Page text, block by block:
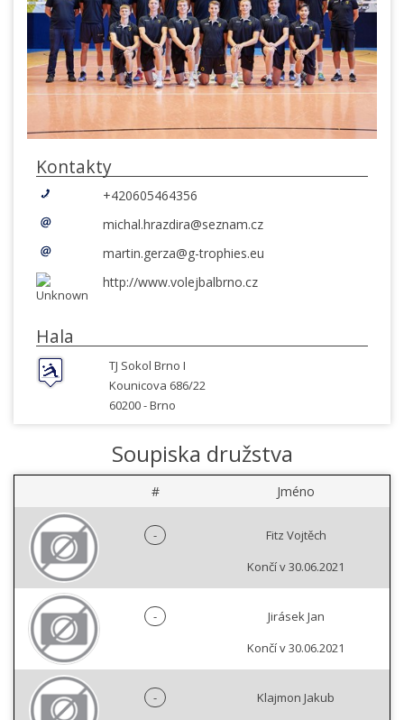
Kontakty
+420605464356
michal.hrazdira@seznam.cz
martin.gerza@g-trophies.eu
http://www.volejbalbrno.cz
Hala
TJ Sokol Brno I
Kounicova 686/22
60200 -Brno
Soupiska družstva
# Jméno
-
Fitz Vojtěch
Končí v 30.06.2021
-
Jirásek Jan
Končí v 30.06.2021
-
Klajmon Jakub